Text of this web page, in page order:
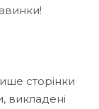
сторінки
викладені